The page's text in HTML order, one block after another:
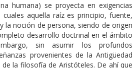
humana) se proyecta en exigencias
aquella raíz es principio, fuente,
la noción de persona, siendo de origen
desarrollo doctrinal en el ámbito
sin asumir los profundos
provenientes de la Antigüedad
la filosofía de Aristóteles. De ahí que